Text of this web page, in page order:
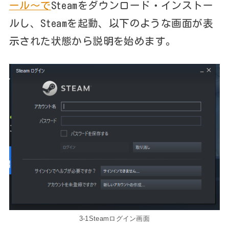
ール～で Steamをダウンロード・インストー
ルし、Steamを起動、以下のような画面が表
示された状態から説明を始めます。
3-1Steamログイン画面